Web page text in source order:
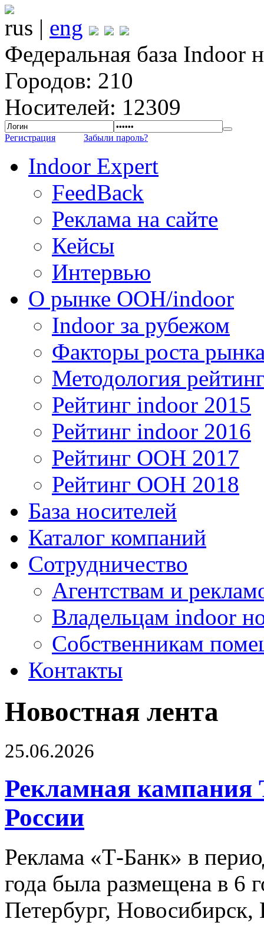
rus | eng
Федеральная база Indoor
Городов: 210
Носителей: 12309
Регистрация Забыли пароль?
Indoor Expert
FeedBack
Реклама на сайте
Кейсы
Интервью
О рынке OOH/indoor
Indoor за рубежом
Факторы роста
Методология
Рейтинг indoor 2015
Рейтинг indoor 2016
Рейтинг OOH 2017
Рейтинг OOH 2018
База носителей
Каталог компаний
Сотрудничество
Агентствам и
Владельцам indoor
Собственникам
Контакты
Новостная лента
25.06.2026
Рекламная кампания
России
Реклама «Т-Банк» в
года была размещена в 6
Петербург,